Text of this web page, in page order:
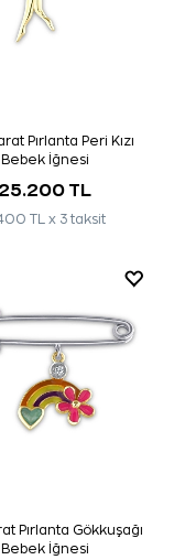
Pırlanta Peri Kızı
Bebek İğnesi
25.200 TL
TL x 3 taksit
Pırlanta Gökkuşağı
Bebek İğnesi